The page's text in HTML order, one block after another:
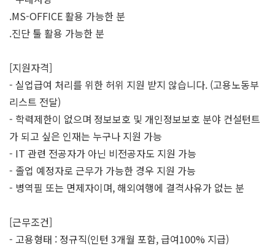
.MS-OFFICE 활용 가능한 분
.진단 툴 활용 가능한 분
[지원자격]
- 실업급여 처리를 위한 허위 지원 받지 않습니다. (고용노동부
리스트 전달)
- 학력제한이 없으며 정보보호 및 개인정보보호 분야 컨설턴트
가 되고 싶은 인재는 누구나 지원 가능
- IT 관련 전공자가 아닌 비전공자도 지원 가능
- 졸업 예정자로 근무가 가능한 경우 지원 가능
- 병역필 또는 면제자이며, 해외여행에 결격사유가 없는 분
[근무조건]
- 고용형태 : 정규직(인턴 3개월 포함, 급여100% 지급)